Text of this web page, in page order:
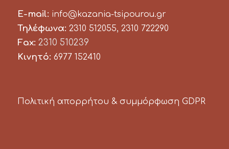
E-mail: info@kazania-tsipourou.gr
Τηλέφωνα: 2310 512055, 2310 722290
Fax: 2310 510239
Κινητό: 6977 152410
Πολιτική απορρήτου & συμμόρφωση GDPR